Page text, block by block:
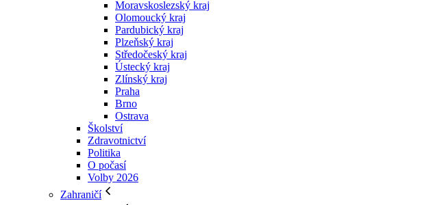
Moravskoslezský kraj
Olomoucký kraj
Pardubický kraj
Plzeňský kraj
Středočeský kraj
Ústecký kraj
Zlínský kraj
Praha
Brno
Ostrava
Školství
Zdravotnictví
Politika
O počasí
Volby 2026
Zahraničí